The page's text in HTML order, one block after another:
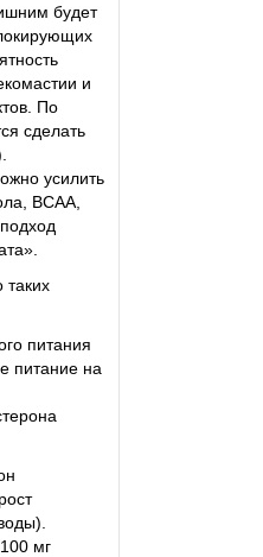
будет
и
По
сделать
усилить
BCAA,
таких
питания
питание на
мг